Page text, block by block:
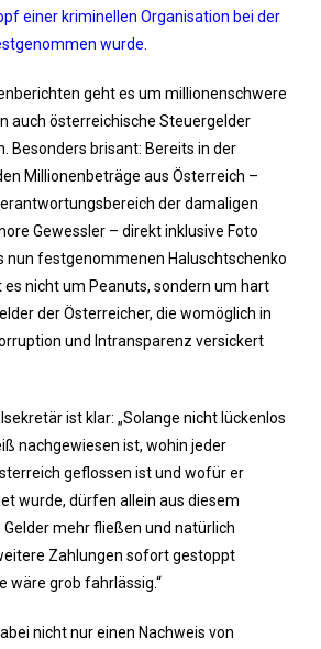
einer kriminellen Organisation bei der
wurde.
geht es um millionenschwere
auch österreichische Steuergelder
Besonders brisant: Bereits in der
Millionenbeträge aus Österreich –
der damaligen
Gewessler – direkt inklusive Foto
nun festgenommenen Haluschtschenko
es nicht um Peanuts, sondern um hart
der Österreicher, die womöglich in
und Intransparenz versickert
ist klar: „Solange nicht lückenlos
nachgewiesen ist, wohin jeder
geflossen ist und wofür er
wurde, dürfen allein aus diesem
mehr fließen und natürlich
Zahlungen sofort gestoppt
wäre grob fahrlässig.“
nicht nur einen Nachweis von